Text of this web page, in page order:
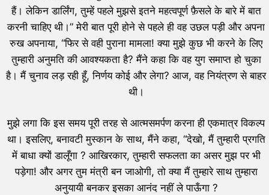
हैं। लेकिन डार्लिंग, तुम्हें पहले मुझसे इतने महत्वपूर्ण फ़ैसले के बारे में बात
करनी चाहिए थी।” मेरी बात पूरी होने से पहले ही वह उछल पड़ी और अपना
रुख अपनाया, “फिर से वही पुराना मामला! क्या मुझे कुछ भी करने के लिए
तुम्हारी अनुमति की आवश्यकता है? मैंने कहा कि वह युग समाप्त हो चुका
है। मैं चुनाव लड़ रही हूँ, निर्णय कोई और लेगा? आज, वह नियंत्रण से बाहर
थी।
मुझे लगा कि इस समय पूरी तरह से आत्मसमर्पण करना ही एकमात्र विकल्प
था। इसलिए, बनावटी मुस्कान के साथ, मैंने कहा, “देखो, मैं तुम्हारी प्रगति
में बाधा क्यों डालूँगा ? आखिरकार, तुम्हारी सफलता का असर मुझ पर भी
पड़ेगा! और अगर तुम मंत्री बन जाओगी, तो क्या मैं तुम्हारे साथ तुम्हारा
अनुयायी बनकर इसका आनंद नहीं ले पाऊँगा ?